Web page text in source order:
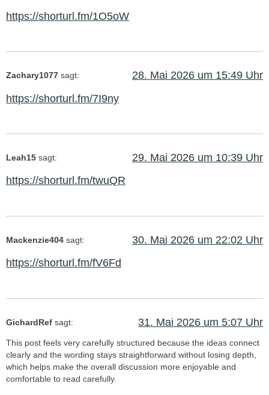
https://shorturl.fm/1O5oW
Zachary1077 sagt:
28. Mai 2026 um 15:49 Uhr
https://shorturl.fm/7I9ny
Leah15 sagt:
29. Mai 2026 um 10:39 Uhr
https://shorturl.fm/twuQR
Mackenzie404 sagt:
30. Mai 2026 um 22:02 Uhr
https://shorturl.fm/fV6Fd
GichardRef sagt: 31. Mai 2026 um 5:07 Uhr
This post feels very carefully structured because the ideas connect
clearly and the wording stays straightforward without losing depth,
which helps make the overall discussion more enjoyable and
comfortable to read carefully.